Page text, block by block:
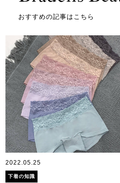
おすすめの記事はこちら
2022.05.25
下着の知識